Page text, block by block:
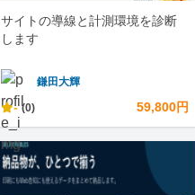
サイトの導線と計測環境を診断
します
鎌田大輝
- (0) 59,800円